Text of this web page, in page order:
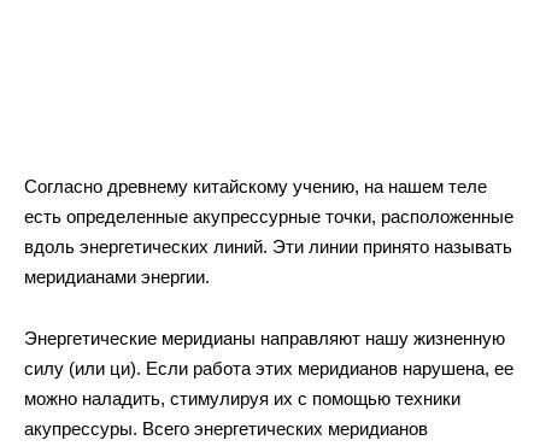
Согласно древнему китайскому учению, на нашем теле
есть определенные акупрессурные точки, расположенные
вдоль энергетических линий. Эти линии принято называть
меридианами энергии.
Энергетические меридианы направляют нашу жизненную
силу (или ци). Если работа этих меридианов нарушена, ее
можно наладить, стимулируя их с помощью техники
акупрессуры. Всего энергетических меридианов